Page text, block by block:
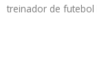
treinador de futebol